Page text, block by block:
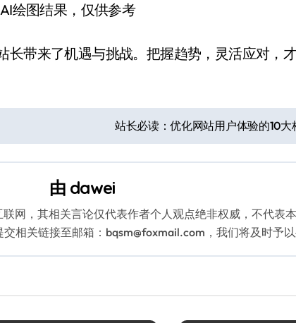
AI绘图结果，仅供参考
长带来了机遇与挑战。把握趋势，灵活应对，
站长必读：优化网站用户体验的10大
由 dawei
网，其相关言论仅代表作者个人观点绝非权威，不代表本
相关链接至邮箱：bqsm@foxmail.com，我们将及时予以